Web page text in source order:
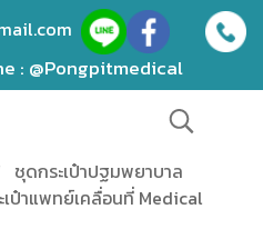
: @Pongpitmedical
ชุดกระเป๋าปฐมพยาบาล
เป๋าแพทย์เคลื่อนที่ Medical